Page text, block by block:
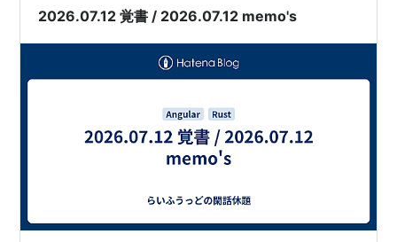
2026.07.12 覚書 / 2026.07.12 memo's